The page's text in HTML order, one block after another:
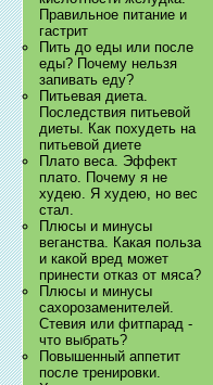
Правильное питание и
гастрит
Пить до еды или после
еды? Почему нельзя
запивать еду?
Питьевая диета.
Последствия питьевой
диеты. Как похудеть на
питьевой диете
Плато веса. Эффект
плато. Почему я не
худею. Я худею, но вес
стал.
Плюсы и минусы
веганства. Какая польза
и какой вред может
принести отказ от мяса?
Плюсы и минусы
сахорозаменителей.
Стевия или фитпарад -
что выбрать?
Повышенный аппетит
после тренировки.